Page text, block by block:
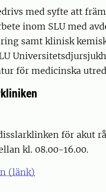
med syfte att
inom SLU med
samt klinisk
för medicinska
för akut
kl. 08.00-16.00.
(länk)